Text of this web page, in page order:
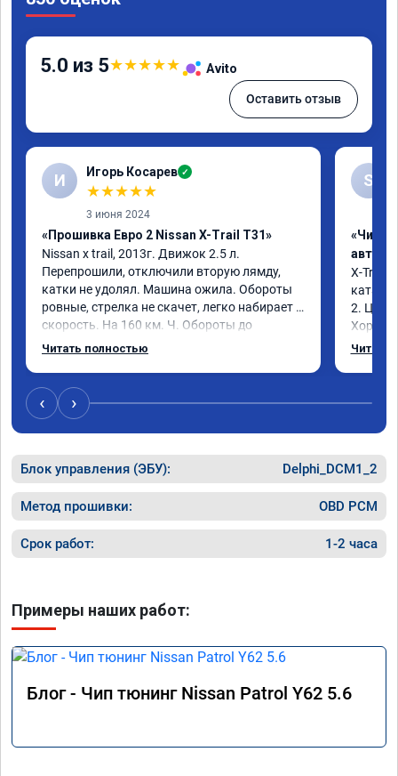
5.0 из 5★★★★★ Avito
Оставить отзыв
И Игорь Косарев ✓
★★★★★
3 июня 2024
«Прошивка Евро 2 Nissan X-Trail T31»
Nissan x trаil, 2013г. Движок 2.5 л.
Перепрошили, отключили вторую лямду,
катки не удолял. Машина ожила. Обороты
ровные, стрелка не скачет, легко набирает
скорость. На 160 км. Ч. Обороты до
3000.расход тот-же без изменения 12л.
Читать полностью
S
«Чип
X-Trail
2. Цена
Читать
‹ ›
Блок управления (ЭБУ): Delphi_DCM1_2
Метод прошивки: OBD PCM
Срок работ: 1-2 часа
Примеры наших работ:
Блог - Чип тюнинг Nissan Patrol Y62 5.6